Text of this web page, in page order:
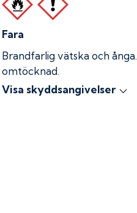
Fara
Brandfarlig vätska och ånga.
omtöcknad.
Visa skyddsangivelser